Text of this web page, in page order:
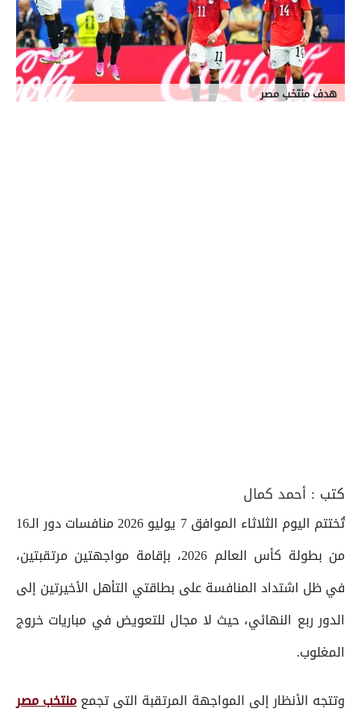
هدف منتخب مصر
كتب : أحمد كمال
تُختتم اليوم الثلاثاء الموافق 7 يوليو 2026 منافسات دور الـ16
من بطولة كأس العالم 2026، بإقامة مواجهتين مرتقبتين،
في ظل اشتداد المنافسة على بطاقتي التأهل الأخيرتين إلى
الدور ربع النهائي، حيث لا مجال للتعويض في مباريات خروج
المغلوب.
وتتجه الأنظار إلى المواجهة المرتقبة التي تجمعمنتخب مصر